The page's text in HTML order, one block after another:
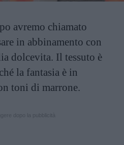
avremo chiamato
in abbinamento con
dolcevita. Il tessuto è
la fantasia è in
toni di marrone.